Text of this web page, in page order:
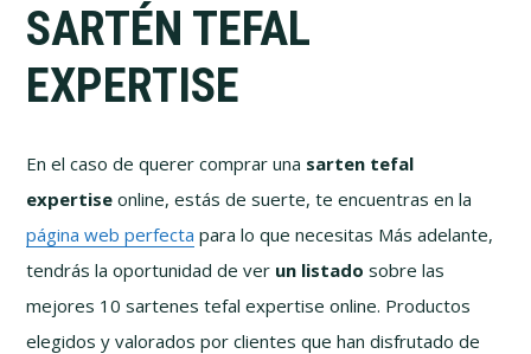
SARTÉN TEFAL
EXPERTISE
En el caso de querer comprar una sarten tefal
expertise online, estás de suerte, te encuentras en la
página web perfecta para lo que necesitas Más adelante,
tendrás la oportunidad de ver un listado sobre las
mejores 10 sartenes tefal expertise online. Productos
elegidos y valorados por clientes que han disfrutado de